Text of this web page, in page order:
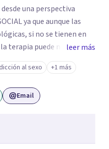
una perspectiva
ya que aunque las
si no se tienen en
terapia puede no
simplista,
factores que pueden
cada caso como
precoz y la falta de
leer más
al sexo +1 más
Email